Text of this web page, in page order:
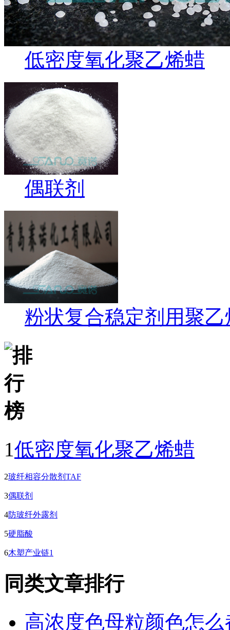
低密度氧化聚乙烯蜡
偶联剂
粉状复合稳定剂用聚乙
1低密度氧化聚乙烯蜡
2玻纤相容分散剂TAF
3偶联剂
4防玻纤外露剂
5硬脂酸
6木塑产业链1
同类文章排行
高浓度色母粒颜色怎